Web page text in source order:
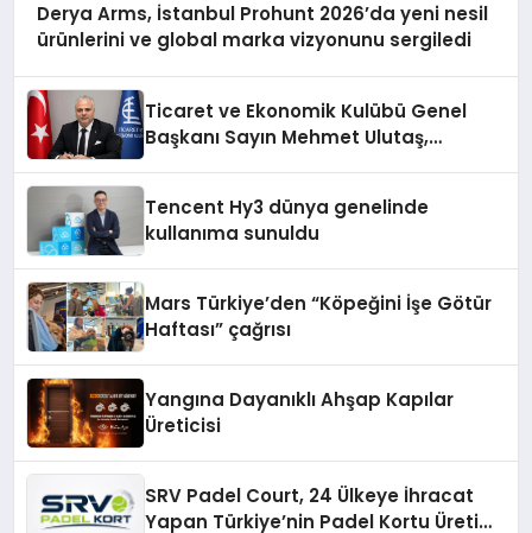
Derya Arms, İstanbul Prohunt 2026’da yeni nesil
ürünlerini ve global marka vizyonunu sergiledi
Ticaret ve Ekonomik Kulübü Genel
Başkanı Sayın Mehmet Ulutaş,
Tencent Hy3 dünya genelinde
kullanıma sunuldu
Mars Türkiye’den “Köpeğini İşe Götür
Haftası” çağrısı
Yangına Dayanıklı Ahşap Kapılar
Üreticisi
SRV Padel Court, 24 Ülkeye İhracat
Yapan Türkiye’nin Padel Kortu Üretim